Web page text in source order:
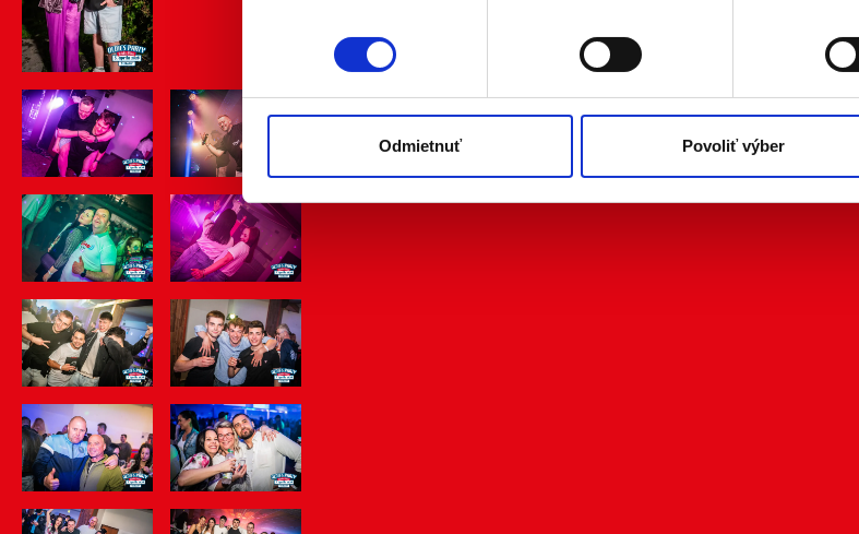
Naša webstránka používa cookies. Aktívnym nastavením nám udelíte
jednoducho ako ste nám ho udelili opätovným vyvolaním tejto cookie lišty
súhlasu nemá vplyv na zákonnosť spracúvania vychádzajúceho zo súhlasu
Odmietnuť Povoliť výber